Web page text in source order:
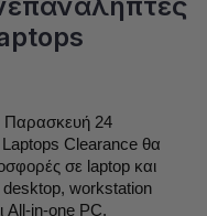
Παρασκευή 24
Clearance θα
σε laptop και
workstation
All-in-one PC.